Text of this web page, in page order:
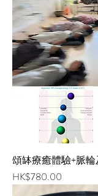
頌缽療癒體驗+脈
價格
HK$780.00